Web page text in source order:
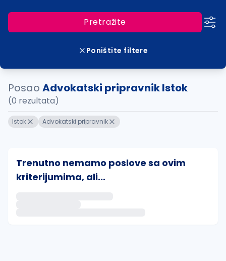
Pretražite
Poništite filtere
Posao Advokatski pripravnik Istok
(0 rezultata)
Istok Advokatski pripravnik
Trenutno nemamo poslove sa ovim
kriterijumima, ali...